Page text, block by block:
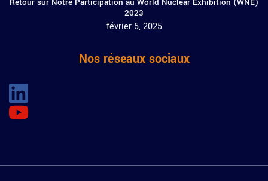
2023
février 5, 2025
Nos réseaux sociaux